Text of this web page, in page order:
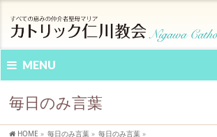
MENU
毎日のみ言葉
HOME » 毎日のみ言葉 » 毎日のみ言葉 »